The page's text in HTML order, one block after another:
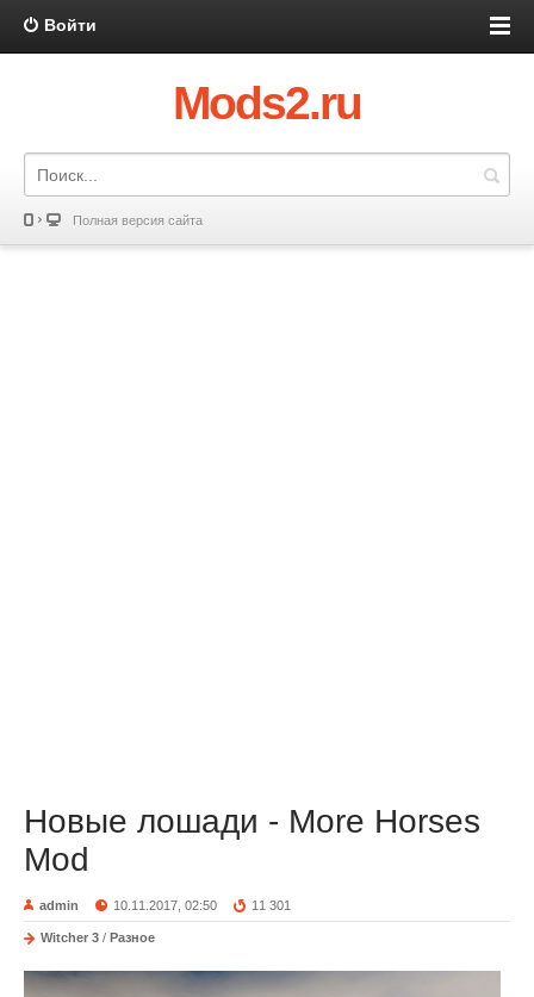
Войти
Mods2.ru
Полная версия сайта
Новые лошади - More Horses
Mod
admin 10.11.2017, 02:50 11 301
Witcher 3 / Разное